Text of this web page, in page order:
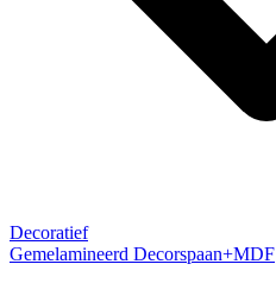
Decoratief
Gemelamineerd Decorspaan+MDF